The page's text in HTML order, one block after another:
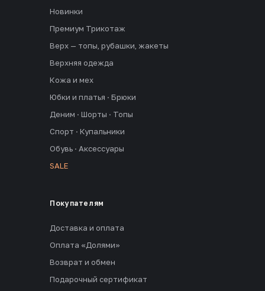
Новинки
Премиум Трикотаж
Верх — топы, рубашки, жакеты
Верхняя одежда
Кожа и мех
Юбки и платья · Брюки
Деним · Шорты · Топы
Спорт · Купальники
Обувь · Аксессуары
SALE
Покупателям
Доставка и оплата
Оплата «Долями»
Возврат и обмен
Подарочный сертификат